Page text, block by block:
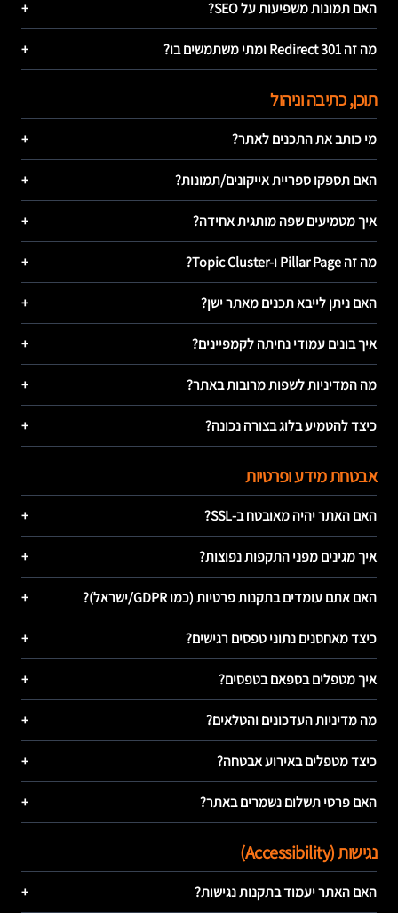
האם תמונות משפיעות על SEO? +
מה זה Redirect 301 ומתי משתמשים בו? +
תוכן, כתיבה וניהול
מי כותב את התכנים לאתר? +
האם תספקו ספריית אייקונים/תמונות? +
איך מטמיעים שפה מותגית אחידה? +
מה זה Pillar Page ו-Topic Cluster? +
האם ניתן לייבא תכנים מאתר ישן? +
איך בונים עמודי נחיתה לקמפיינים? +
מה המדיניות לשפות מרובות באתר? +
כיצד להטמיע בלוג בצורה נכונה? +
אבטחת מידע ופרטיות
האם האתר יהיה מאובטח ב-SSL? +
איך מגינים מפני התקפות נפוצות? +
האם אתם עומדים בתקנות פרטיות (כמו GDPR/ישראל)? +
כיצד מאחסנים נתוני טפסים רגישים? +
איך מטפלים בספאם בטפסים? +
מה מדיניות העדכונים והטלאים? +
כיצד מטפלים באירוע אבטחה? +
האם פרטי תשלום נשמרים באתר? +
נגישות (Accessibility)
האם האתר יעמוד בתקנות נגישות? +